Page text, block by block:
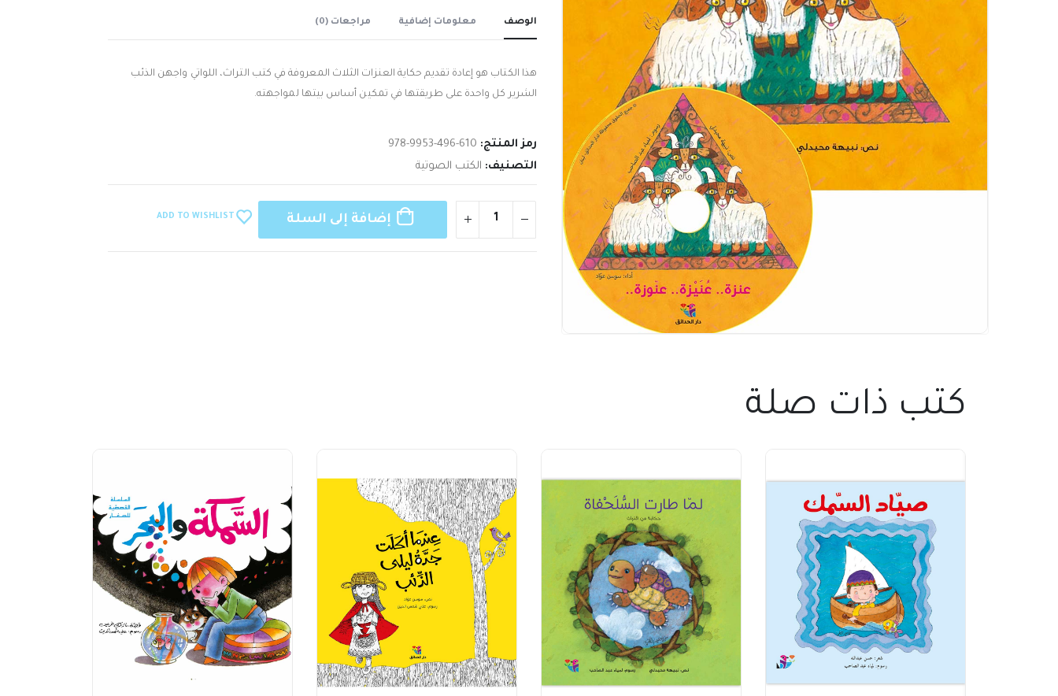
الوصف معلومات إضافية مراجعات (0)
هذا الكتاب هو إعادة تقديم حكاية العنزات الثلاث المعروفة في كتب التراث، اللواتي واجهن الذئب
الشرير كل واحدة على طريقتها في تمكين أساس بيتها لمواجهته.
رمز المنتج: 978-9953-496-610
التصنيف: الكتب الصوتية
إضافة إلى السلة ADD TO WISHLIST
كتب ذات صلة